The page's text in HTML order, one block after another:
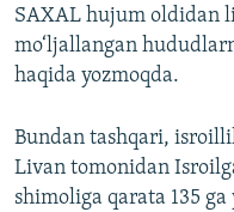
SAXAL hujum oldidan
mo‘ljallangan
haqida yozmoqda.
Bundan tashqari,
Livan tomonidan
shimoliga qarata 135